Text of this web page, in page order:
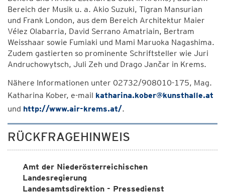
Bereich der Musik u. a. Akio Suzuki, Tigran Mansurian
und Frank London, aus dem Bereich Architektur Maier
Vélez Olabarria, David Serrano Amatriain, Bertram
Weisshaar sowie Fumiaki und Mami Maruoka Nagashima.
Zudem gastierten so prominente Schriftsteller wie Juri
Andruchowytsch, Juli Zeh und Drago Jančar in Krems.
Nähere Informationen unter 02732/908010-175, Mag.
Katharina Kober, e-mail katharina.kober@kunsthalle.at
und http://www.air-krems.at/.
RÜCKFRAGEHINWEIS
Amt der Niederösterreichischen
Landesregierung
Landesamtsdirektion - Pressedienst